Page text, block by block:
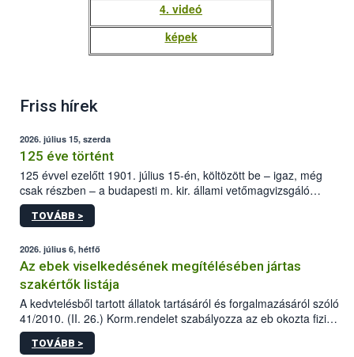
4. videó
képek
Friss hírek
2026. július 15, szerda
125 éve történt
125 évvel ezelőtt 1901. július 15-én, költözött be – igaz, még
csak részben – a budapesti m. kir. állami vetőmagvizsgáló
állomás a Kis Rókus utca 15. szám alatti, Czigler Győző által
tervezett új épületébe.
TOVÁBB >
2026. július 6, hétfő
Az ebek viselkedésének megítélésében jártas
szakértők listája
A kedvtelésből tartott állatok tartásáról és forgalmazásáról szóló
41/2010. (II. 26.) Korm.rendelet szabályozza az eb okozta fizikai
sérülés, illetve ennek veszélye keletkezésekor felmerülő
hatósági feladatokat, valamint a veszélyes eb tartását és annak
TOVÁBB >